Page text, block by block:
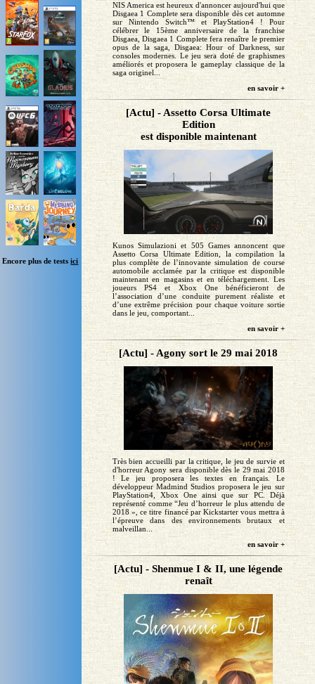
Encore plus de testsici
NIS America est heureux d'annoncer aujourd'hui que
Disgaea 1 Complete sera disponible dès cet automne
sur Nintendo Switch™ et PlayStation4 ! Pour
célébrer le 15ème anniversaire de la franchise
Disgaea, Disgaea 1 Complete fera renaître le premier
opus de la saga, Disgaea: Hour of Darkness, sur
consoles modernes. Le jeu sera doté de graphismes
améliorés et proposera le gameplay classique de la
saga originel...
en savoir +
[Actu] - Assetto Corsa Ultimate
Edition
est disponible maintenant
Kunos Simulazioni et 505 Games annoncent que
Assetto Corsa Ultimate Edition, la compilation la
plus complète de l’innovante simulation de course
automobile acclamée par la critique est disponible
maintenant en magasins et en téléchargement. Les
joueurs PS4 et Xbox One bénéficieront de
l’association d’une conduite purement réaliste et
d’une extrême précision pour chaque voiture sortie
dans le jeu, comportant...
en savoir +
[Actu] - Agony sort le 29 mai 2018
Très bien accueilli par la critique, le jeu de survie et
d'horreur Agony sera disponible dès le 29 mai 2018
! Le jeu proposera les textes en français. Le
développeur Madmind Studios proposera le jeu sur
PlayStation4, Xbox One ainsi que sur PC. Déjà
représenté comme “Jeu d’horreur le plus attendu de
2018 », ce titre financé par Kickstarter vous mettra à
l’épreuve dans des environnements brutaux et
malveillan...
en savoir +
[Actu] - Shenmue I & II, une légende
renaît